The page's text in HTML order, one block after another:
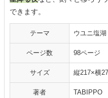
できます。
テーマ ウユニ塩湖
ページ数 98ページ
サイズ 縦217×横
著者 TABIPPO